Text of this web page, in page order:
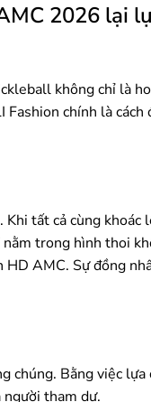
2026 lại
không chỉ là
chính là
tất cả cùng khoác
trong hình thoi
AMC. Sự đồng
chúng. Bằng việc
tham dự.